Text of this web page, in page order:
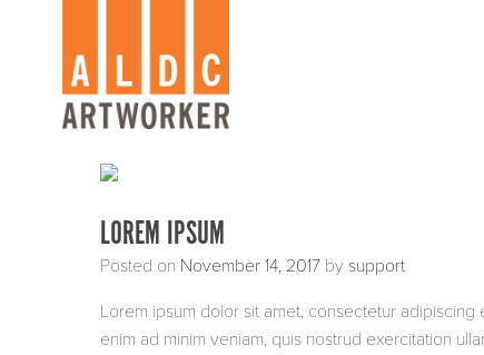
LOREM IPSUM
Posted on November 14, 2017 by support
Lorem ipsum dolor sit amet, consectetur
enim ad minim veniam, quis nostrud exercitation